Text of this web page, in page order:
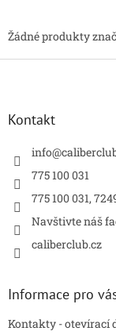
Žádné produkty
Kontakt
info@
775 100 031
775 100 031,
Navštivte náš
caliberclub.cz
Informace pro
Kontakty - otevírací